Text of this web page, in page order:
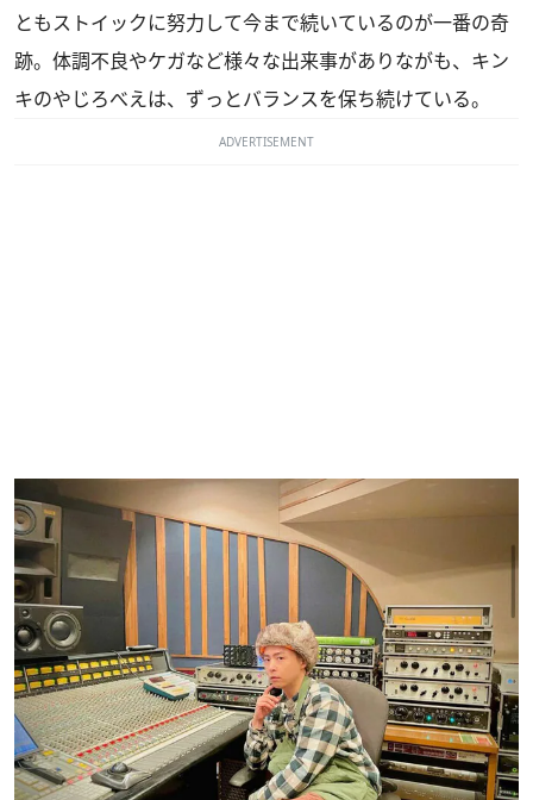
ともストイックに努力して今まで続いているのが一番の奇
跡。体調不良やケガなど様々な出来事がありながも、キン
キのやじろべえは、ずっとバランスを保ち続けている。
ADVERTISEMENT